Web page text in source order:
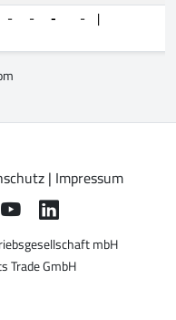
- - - - |
| Impressum
mbH
Trade GmbH